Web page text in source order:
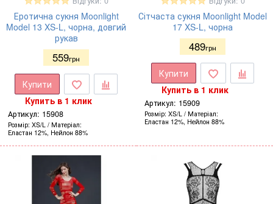
Еротична сукня Moonlight
Model 13 XS-L, чорна, довгий
рукав
559грн
Купити
Купить в 1 клик
Артикул: 15908
Розмір XS/L
Матеріал
Еластан 12%, Нейлон 88%
Сітчаста сукня Moonlight Model
17 XS-L, чорна
489грн
Купити
Купить в 1 клик
Артикул: 15909
Розмір XS/L
Матеріал
Еластан 12%, Нейлон 88%